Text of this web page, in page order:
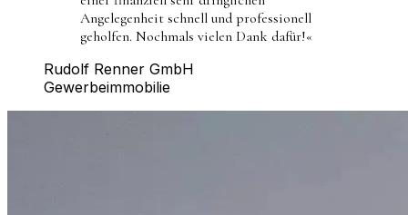
Angelegenheit schnell und professionell
geholfen. Nochmals vielen Dank dafür!«
Rudolf Renner GmbH
Gewerbeimmobilie